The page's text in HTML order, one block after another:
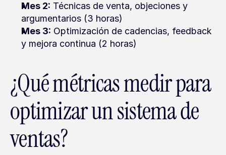
Mes 2: Técnicas de venta, objeciones y
argumentarios (3 horas)
Mes 3: Optimización de cadencias, feedback
y mejora continua (2 horas)
¿Qué métricas medir para
optimizar un sistema de
ventas?